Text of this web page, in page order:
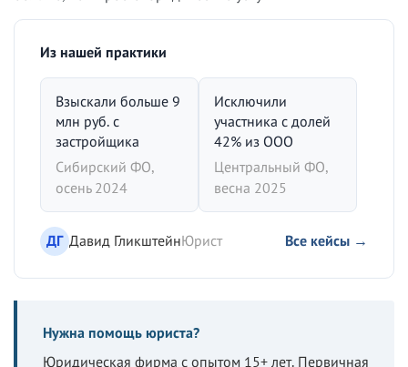
Из нашей практики
Взыскали больше 9
млн руб. с
застройщика
Сибирский ФО,
осень 2024
Исключили
участника с долей
42% из ООО
Центральный ФО,
весна 2025
ДГ Давид ГликштейнЮрист Все кейсы →
Нужна помощь юриста?
Юридическая фирма с опытом 15+ лет. Первичная